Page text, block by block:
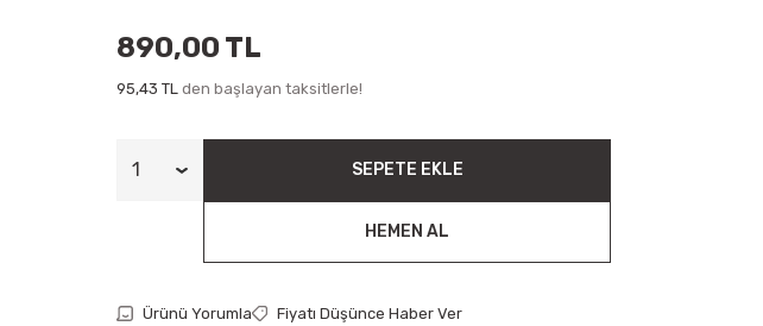
890,00 TL
95,43 TL den başlayan taksitlerle!
SEPETE EKLE
HEMEN AL
Ürünü Yorumla
Fiyatı Düşünce Haber Ver